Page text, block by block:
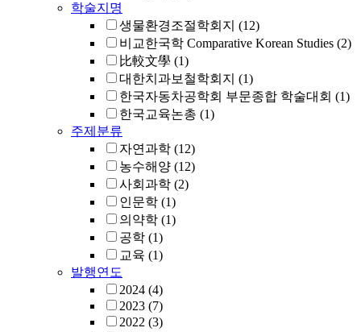
학술지명
생물환경조절학회지 (12)
비교한국학 Comparative Korean Studies (2)
比較文學 (1)
대한치과보철학회지 (1)
한국자동차공학회 부문종합 학술대회 (1)
한국교육논총 (1)
주제분류
자연과학 (12)
농수해양 (12)
사회과학 (2)
인문학 (1)
의약학 (1)
공학 (1)
교육 (1)
발행연도
2024 (4)
2023 (7)
2022 (3)